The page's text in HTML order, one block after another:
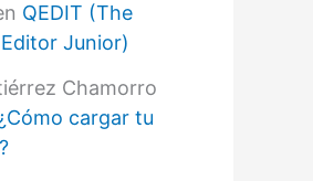
QEDIT (The
Junior)
Chamorro
cargar tu